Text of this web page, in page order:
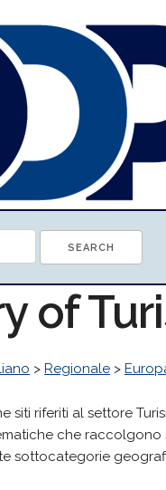
of
> Regionale >
siti riferiti al settore
che raccolgono
sottocategorie